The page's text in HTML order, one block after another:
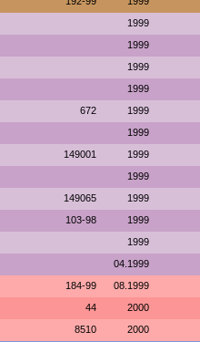
1999
1999
1999
1999
672 1999
1999
149001 1999
1999
149065 1999
103-98 1999
1999
04.1999
184-99 08.1999
44 2000
8510 2000